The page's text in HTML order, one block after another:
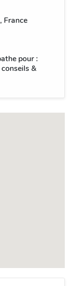
France
pour :
&